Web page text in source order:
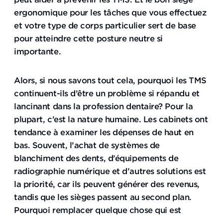
ergonomique pour les tâches que vous effectuez
et votre type de corps particulier sert de base
pour atteindre cette posture neutre si
importante.
Alors, si nous savons tout cela, pourquoi les TMS
continuent-ils d’être un problème si répandu et
lancinant dans la profession dentaire? Pour la
plupart, c’est la nature humaine. Les cabinets ont
tendance à examiner les dépenses de haut en
bas. Souvent, l’achat de systèmes de
blanchiment des dents, d’équipements de
radiographie numérique et d’autres solutions est
la priorité, car ils peuvent générer des revenus,
tandis que les sièges passent au second plan.
Pourquoi remplacer quelque chose qui est